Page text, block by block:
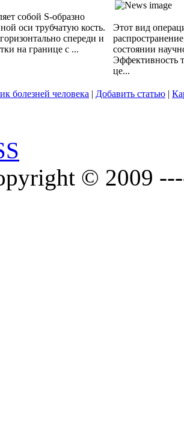
собой S-образно
оси трубчатую кость.
спереди и
на границе с ...
Этот вид
состоянии
Эффективность
це...
болезней человека | Добавить статью |
© 2009